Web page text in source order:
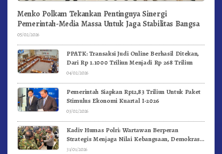
Menko Polkam Tekankan Pentingnya Sinergi
Pemerintah-Media Massa Untuk Jaga Stabilitas Bangsa
05/02/2026
PPATK: Transaksi Judi Online Berhasil Ditekan,
Dari Rp 1.1000 Triliun Menjadi Rp 268 Triliun
04/02/2026
Pemerintah Siapkan Rp12,83 Triliun Untuk Paket
Stimulus Ekonomi Kuartal I-2026
03/02/2026
Kadiv Humas Polri: Wartawan Berperan
Strategis Menjaga Nilai Kebangsaan, Demokrasi,
dan NKRI
31/01/2026